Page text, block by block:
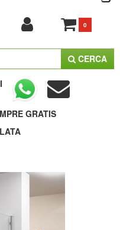
0
CERCA
GRATIS